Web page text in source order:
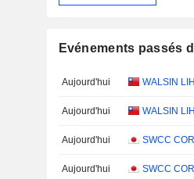
Evénements passés
Aujourd'hui
Aujourd'hui
Aujourd'hui
Aujourd'hui